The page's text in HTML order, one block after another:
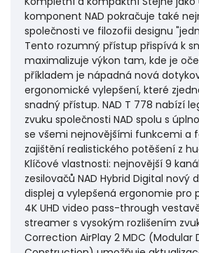
komponent NAD pokračuje také
společnosti ve filozofii designu
Tento rozumný přístup přispívá k
maximalizuje výkon tam, kde je
příkladem je nápadná nová
ergonomické vylepšení, které
snadný přístup. NAD T 778 nabízí
zvuku společnosti NAD spolu s
se všemi nejnovějšími funkcemi a
zajištění realistického potěšení z
Klíčové vlastnosti: nejnovější 9
zesilovačů NAD Hybrid Digital nový
displej a vylepšená ergonomie pro
4K UHD video pass-through
streamer s vysokým rozlišením
Correction AirPlay 2 MDC (Modular